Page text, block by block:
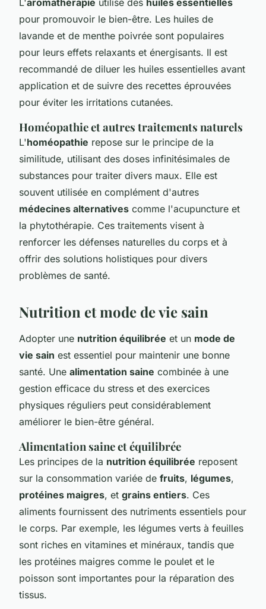
pour promouvoir le bien-être. Les huiles de
lavande et de menthe poivrée sont populaires
pour leurs effets relaxants et énergisants. Il est
recommandé de diluer les huiles essentielles avant
application et de suivre des recettes éprouvées
pour éviter les irritations cutanées.
Homéopathie et autres traitements naturels
L'homéopathie repose sur le principe de la
similitude, utilisant des doses infinitésimales de
substances pour traiter divers maux. Elle est
souvent utilisée en complément d'autres
médecines alternatives comme l'acupuncture et
la phytothérapie. Ces traitements visent à
renforcer les défenses naturelles du corps et à
offrir des solutions holistiques pour divers
problèmes de santé.
Nutrition et mode de vie sain
Adopter une nutrition équilibrée et un mode de
vie sain est essentiel pour maintenir une bonne
santé. Une alimentation saine combinée à une
gestion efficace du stress et des exercices
physiques réguliers peut considérablement
améliorer le bien-être général.
Alimentation saine et équilibrée
Les principes de la nutrition équilibrée reposent
sur la consommation variée de fruits, légumes,
protéines maigres, et grains entiers. Ces
aliments fournissent des nutriments essentiels pour
le corps. Par exemple, les légumes verts à feuilles
sont riches en vitamines et minéraux, tandis que
les protéines maigres comme le poulet et le
poisson sont importantes pour la réparation des
tissus.